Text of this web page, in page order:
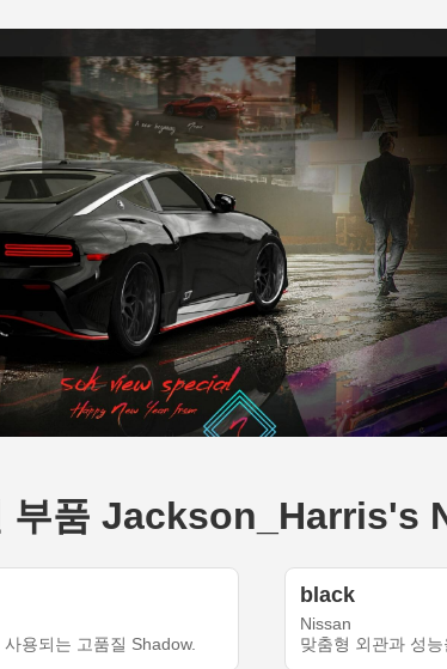
부품 Jackson_Harris's
용되는 고품질 Shadow.
black
Nissan
맞춤형 외관과 성